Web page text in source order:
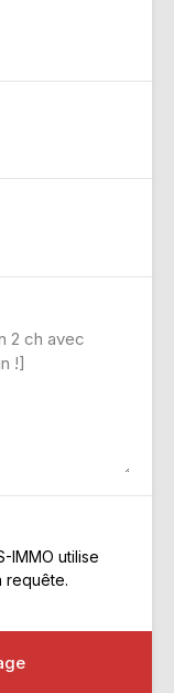
IMMO utilise
requête.